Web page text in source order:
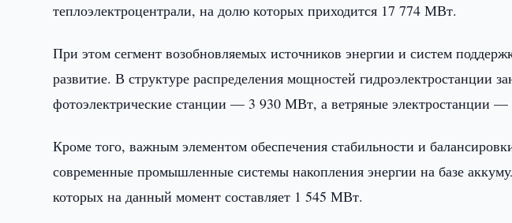
теплоэлектроцентрали, на долю которых приходится 17 774 МВт.
При этом сегмент возобновляемых источников энергии и систем
развитие. В структуре распределения мощностей гидроэлектростанции
фотоэлектрические станции — 3 930 МВт, а ветряные электростанции
Кроме того, важным элементом обеспечения стабильности и
современные промышленные системы накопления энергии на базе
которых на данный момент составляет 1 545 МВт.